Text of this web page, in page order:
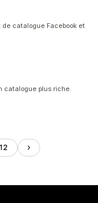
de catalogue Facebook et
catalogue plus riche.
12